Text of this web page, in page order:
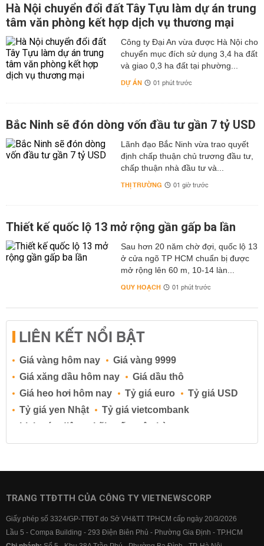
Hà Nội chuyển đổi đất Tây Tựu làm dự án trung
tâm văn phòng kết hợp dịch vụ thương mại
Công ty Đại An vừa được Hà Nội cho
chuyển mục đích sử dụng 3,4 ha đất
và giao 0,3 ha đất tại phường...
DỰ ÁN 01 phút trước
Bắc Ninh sẽ đón dòng vốn đầu tư gần 7 tỷ USD
Lãnh đạo Bắc Ninh vừa trao quyết
định chấp thuận chủ trương đầu tư,
chấp thuận nhà đầu tư và...
THỊ TRƯỜNG 01 giờ trước
Thiết kế quốc lộ 13 mở rộng gần gấp ba lần
Sau hơn 20 năm chờ đợi, quốc lộ 13
ở cửa ngõ TP HCM chuẩn bị được
mở rộng lên 60 m, 10-14 làn...
QUY HOẠCH 01 phút trước
LIÊN KẾT NỔI BẬT
Giá vàng hôm nay
Giá vàng 9999
Giá xăng dầu hôm nay
Giá dầu thô
Giá heo hơi hôm nay
Tỷ giá euro
Tỷ giá USD
Tỷ giá yen Nhật
Tỷ giá vietcombank
Lịch cúp điện
Lãi suất ngân hàng
Lãi suất tiết kiệm
Lãi suất tiền gửi
Lãi suất ngân hàng BIDV
Lãi suất ngân hàng Vietcombank
TRANG TTĐTTH CỦA CÔNG TY VIETNEWSCORP
Giấy phép số 3324/GP-TTĐT do Sở VH&TT TPHCM cấp ngày 20/3/2026
Lầu 5 - Compa Building - 293 Điện Biên Phủ - Phường Gia Định - TP.HCM